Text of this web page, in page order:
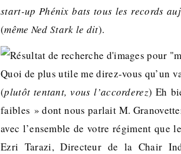
start-up Phénix bats tous les records
(même Ned Stark le dit).
Quoi de plus utile me direz-vous qu’un
(plutôt tentant, vous l’accorderez) Eh
faibles » dont nous parlait M.
avec l’ensemble de votre régiment que
Ezri Tarazi, Directeur de la Chair